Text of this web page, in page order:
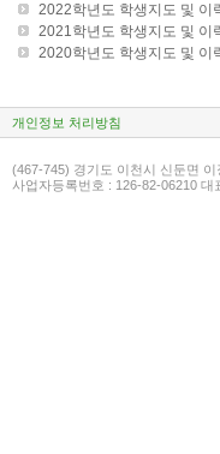
2022학년도 학생지도 및 이
2021학년도 학생지도 및 이
2020학년도 학생지도 및 이
개인정보 처리방침
(467-745) 경기도 이천시 신둔면
사업자등록번호 : 126-82-06210